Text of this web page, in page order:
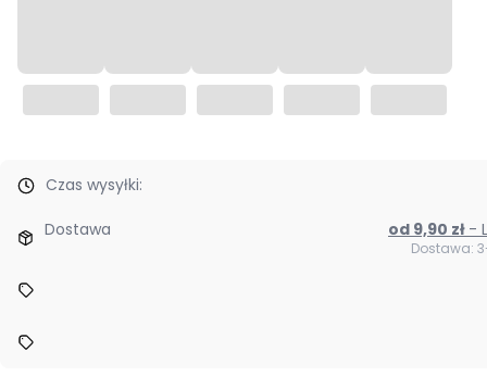
Czas wysyłki:
Dostawa od 9,90 zł
Dostawa: